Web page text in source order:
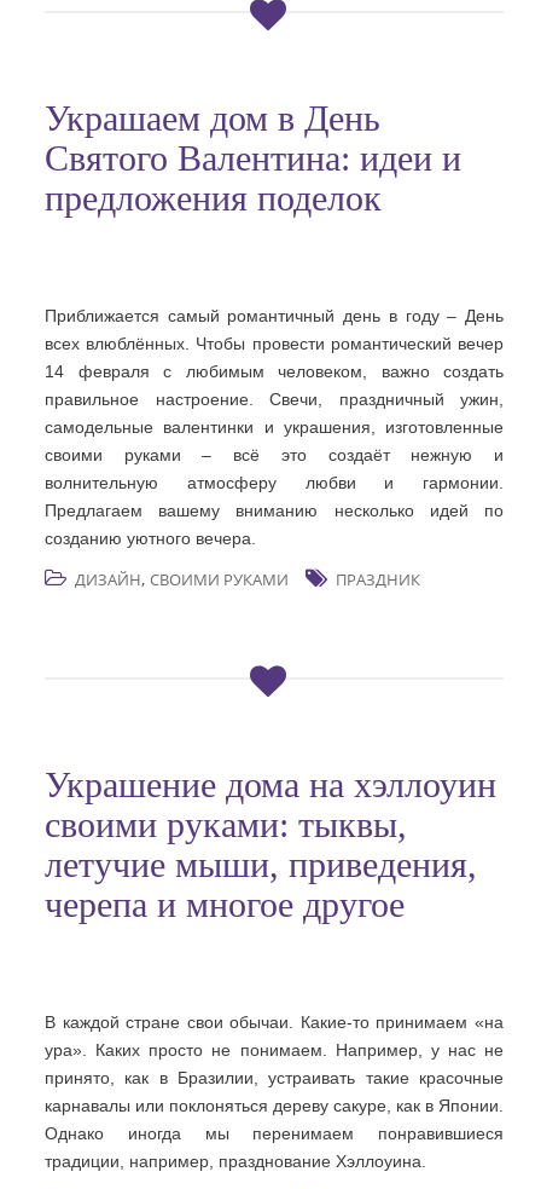
Украшаем дом в День
Святого Валентина: идеи и
предложения поделок
Приближается самый романтичный день в году – День
всех влюблённых. Чтобы провести романтический вечер
14 февраля с любимым человеком, важно создать
правильное настроение. Свечи, праздничный ужин,
самодельные валентинки и украшения, изготовленные
своими руками – всё это создаёт нежную и
волнительную атмосферу любви и гармонии.
Предлагаем вашему вниманию несколько идей по
созданию уютного вечера.
ДИЗАЙН, СВОИМИ РУКАМИ ПРАЗДНИК
Украшение дома на хэллоуин
своими руками: тыквы,
летучие мыши, приведения,
черепа и многое другое
В каждой стране свои обычаи. Какие-то принимаем «на
ура». Каких просто не понимаем. Например, у нас не
принято, как в Бразилии, устраивать такие красочные
карнавалы или поклоняться дереву сакуре, как в Японии.
Однако иногда мы перенимаем понравившиеся
традиции, например, празднование Хэллоуина.